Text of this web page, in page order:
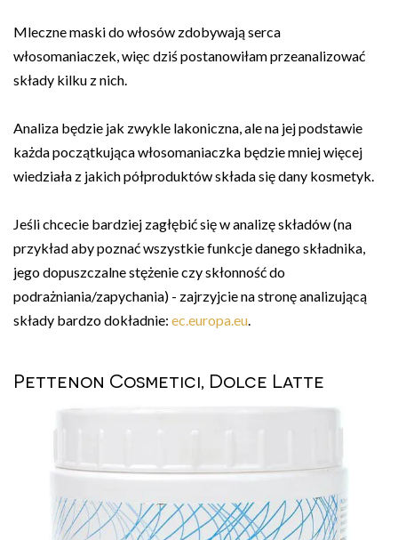
Mleczne maski do włosów zdobywają serca
włosomaniaczek, więc dziś postanowiłam przeanalizować
składy kilku z nich.
Analiza będzie jak zwykle lakoniczna, ale na jej podstawie
każda początkująca włosomaniaczka będzie mniej więcej
wiedziała z jakich półproduktów składa się dany kosmetyk.
Jeśli chcecie bardziej zagłębić się w analizę składów (na
przykład aby poznać wszystkie funkcje danego składnika,
jego dopuszczalne stężenie czy skłonność do
podrażniania/zapychania) - zajrzyjcie na stronę analizującą
składy bardzo dokładnie: ec.europa.eu
Pettenon Cosmetici, Dolce Latte